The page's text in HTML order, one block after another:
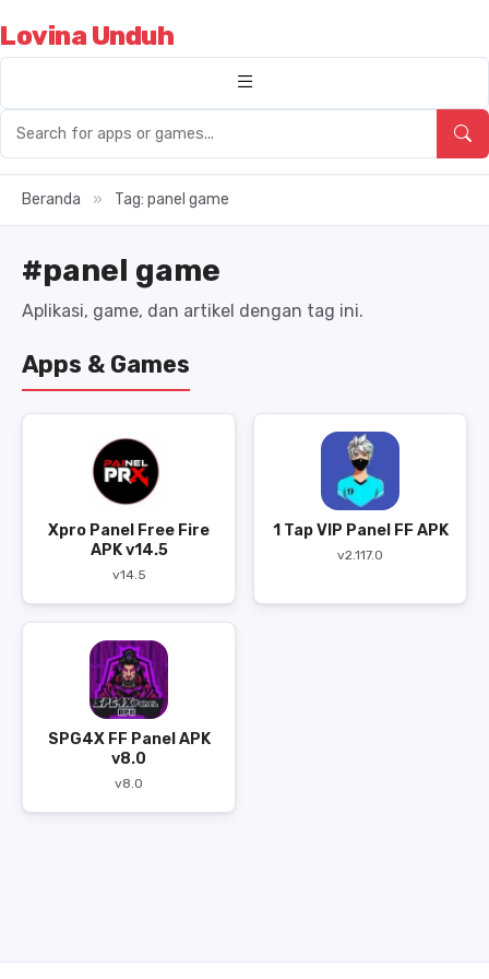
Lovina Unduh
Beranda » Tag: panel game
#panel game
Aplikasi, game, dan artikel dengan tag ini.
Apps & Games
Xpro Panel Free Fire
APK v14.5
v14.5
1 Tap VIP Panel FF APK
v2.117.0
SPG4X FF Panel APK
v8.0
v8.0